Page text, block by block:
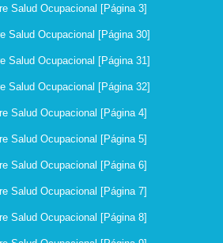
Salud Ocupacional [Página 3]
Salud Ocupacional [Página 30]
Salud Ocupacional [Página 31]
Salud Ocupacional [Página 32]
Salud Ocupacional [Página 4]
Salud Ocupacional [Página 5]
Salud Ocupacional [Página 6]
Salud Ocupacional [Página 7]
Salud Ocupacional [Página 8]